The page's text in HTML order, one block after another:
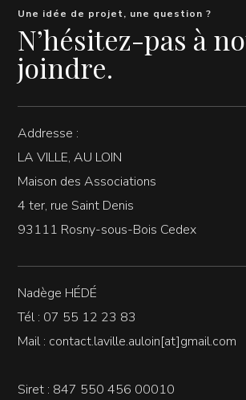
Une idée de projet, une question ?
N’hésitez-pas à
joindre.
Addresse :
LA VILLE, AU LOIN
Maison des Associations
4 ter, rue Saint Denis
93111 Rosny-sous-Bois Cedex
Nadège HÉDÉ
Tél : 07 55 12 23 83
Mail : contact.laville.auloin[at]gmail.com
Siret : 847 550 456 00010